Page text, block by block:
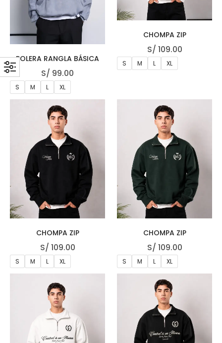
POLERA RANGLA BÁSICA
S/ 99.00
S M L XL
CHOMPA ZIP
S/ 109.00
S M L XL
CHOMPA ZIP
S/ 109.00
S M L XL
CHOMPA ZIP
S/ 109.00
S M L XL